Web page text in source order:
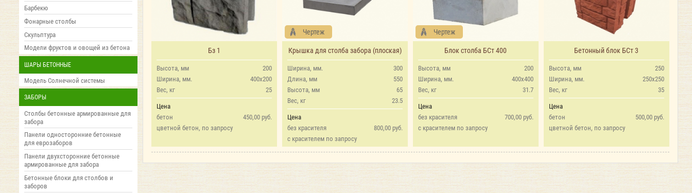
Барбекю
Фонарные столбы
Скульптура
Модели фруктов и овощей из бетона
ШАРЫ БЕТОННЫЕ
Модель Солнечной системы
ЗАБОРЫ
Столбы бетонные армированные для
забора
Панели односторонние бетонные
для еврозаборов
Панели двухсторонние бетонные
армированные для забора
Бетонные блоки для столбов и
заборов
Бз 1
200
Высота, мм
400х200
Ширина, мм.
25
Вес, кг
Цена
450,00 руб.
бетон
цветной бетон, по запросу
Чертеж
Крышка для столба забора (плоская)
300
Ширина, мм.
550
Длина, мм
65
Высота, мм
23.5
Вес, кг
Цена
800,00 руб.
без красителя
с красителем по запросу
Чертеж
Блок столба БСт 400
200
Высота, мм
400х400
Ширина, мм.
31.7
Вес, кг
Цена
700,00 руб.
без красителя
с красителем по запросу
Бетонный блок БСт 3
250
Высота, мм
250х250
Ширина, мм.
35
Вес, кг
Цена
500,00 руб.
бетон
цветной бетон, по запросу